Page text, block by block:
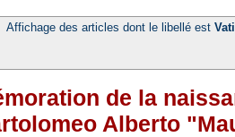
Affichage des articles dont le libellé est
de la
Alberto